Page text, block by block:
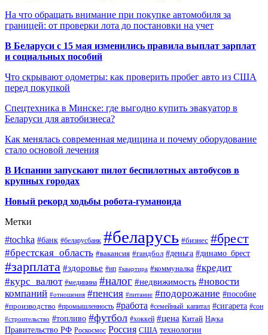
На что обращать внимание при покупке автомобиля за
границей: от проверки лота до постановки на учет
В Беларуси с 15 мая изменились правила выплат зарплат
и социальных пособий
Что скрывают одометры: как проверить пробег авто из США
перед покупкой
Спецтехника в Минске: где выгодно купить эвакуатор в
Беларуси для автобизнеса?
Как менялась современная медицина и почему оборудование
стало основой лечения
В Испании запускают пилот беспилотных автобусов в
крупных городах
Новый рекорд ходьбы робота-гуманоида
Метки
#tochka #банк #беларусбанк #беларусь #бизнес #брест
#брестская_область #вакансия #гандбол #деньга #динамо_брест
#зарплата #здоровье #ип #квартира #коммуналка #кредит
#курс_валют #медицина #налог #недвижимость #новости
компаний #отношения #пенсия #питание #подорожание #пособие
#производство #промышленность #работа #семейный_капитал #сигарета #сон
#строительство #топливо #футбол #хоккей #цена Китай Наука
Правительство РФ Роскосмос Россия США технологии